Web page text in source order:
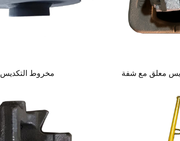
مخروط التكديس